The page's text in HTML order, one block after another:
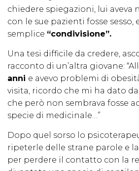
chiedere spiegazioni, lui aveva
con le sue pazienti fosse sesso,
semplice “condivisione”.
Una tesi difficile da credere,
racconto di un’altra giovane:
anni e avevo problemi di
visita, ricordo che mi ha dato da
che però non sembrava fosse
specie di medicinale…”
Dopo quel sorso lo
ripeterle delle strane parole e
per perdere il contatto con la